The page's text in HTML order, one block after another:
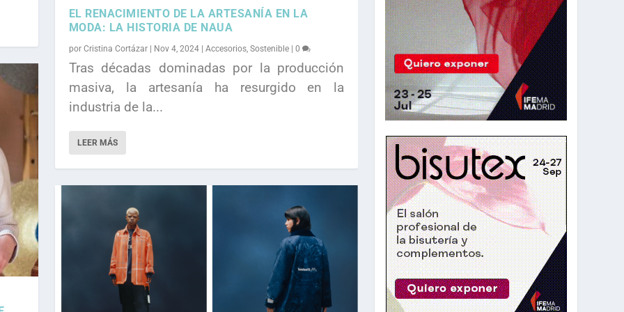
EL RENACIMIENTO DE LA ARTESANÍA EN LA
MODA: LA HISTORIA DE NAUA
por Cristina Cortázar| Nov 4, 2024| Accesorios, Sostenible| 0
Tras décadas dominadas por la producción
masiva, la artesanía ha resurgido en la
industria de la...
LEER MÁS